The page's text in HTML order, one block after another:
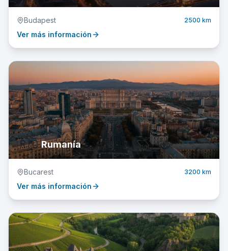
Budapest 2500 km
Ver más información
🇷🇴Rumanía
Bucarest 3200 km
Ver más información